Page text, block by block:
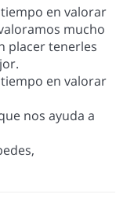
en valorar
mucho
placer tenerles
en valorar
nos ayuda a